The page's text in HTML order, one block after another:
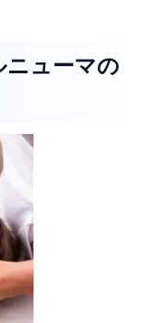
ニューマの